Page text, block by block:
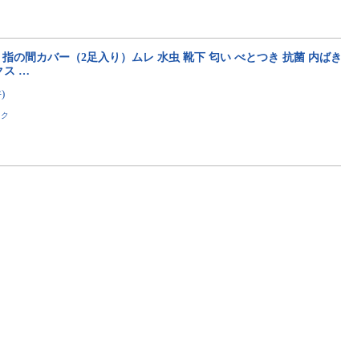
の間カバー（2足入り）ムレ 水虫 靴下 匂い べとつき 抗菌 内ばき
ス …